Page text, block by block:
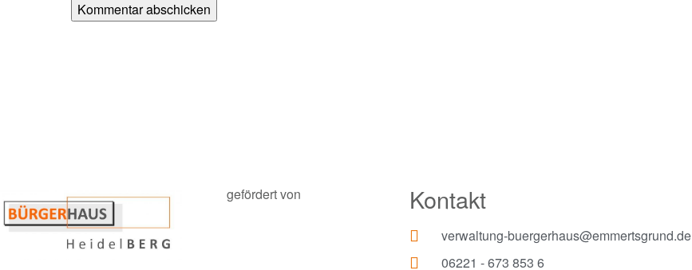
gefördert von Kontakt
verwaltung-buergerhaus@emmertsgrund.de
06221 - 673 853 6